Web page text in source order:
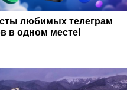
любимых телеграм
в одном месте!